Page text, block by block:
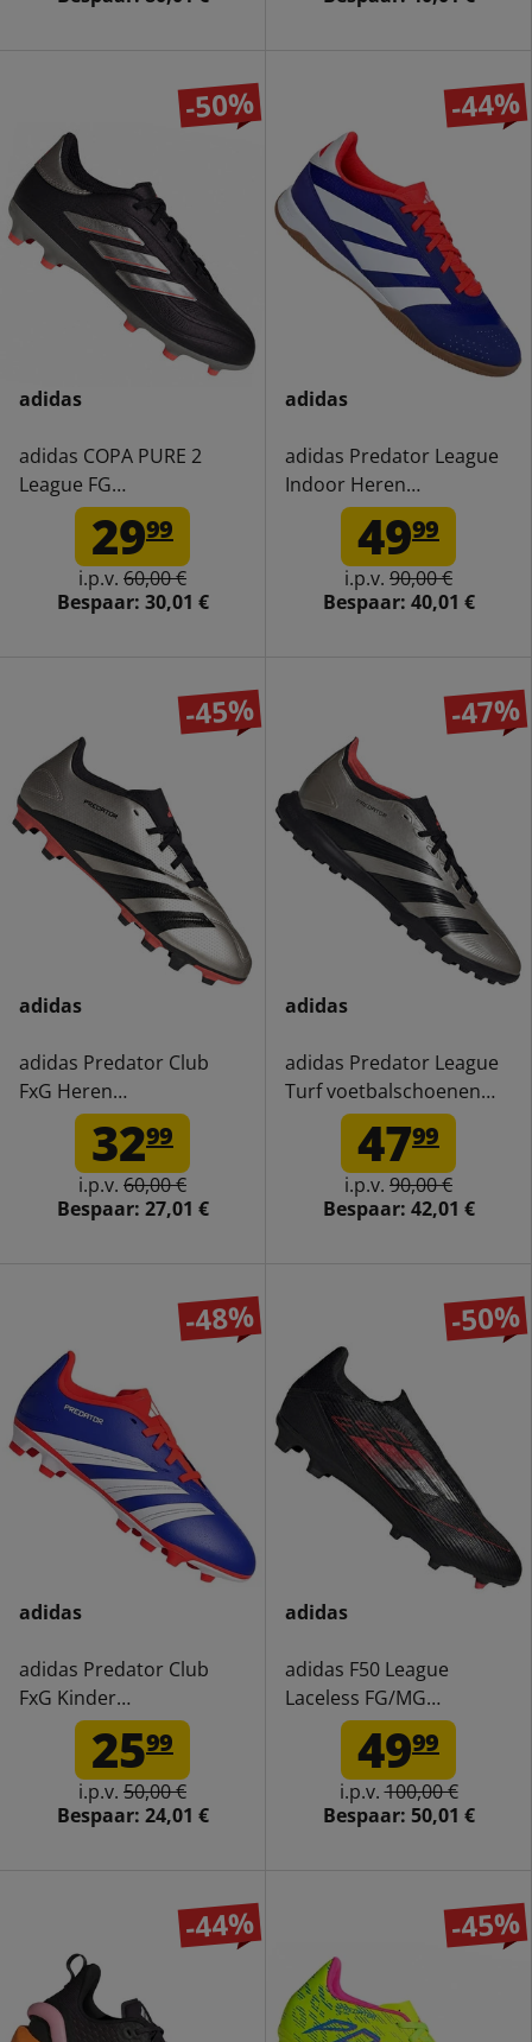
-50%
adidas
adidas COPA PURE 2
League FG
Voetbalschoenen voor
kinderen IG8730
2999
i.p.v. 60,00 €
Bespaar: 30,01 €
-44%
adidas
adidas Predator League
Indoor Heren
Zaalschoenen IF6393
4999
i.p.v. 90,00 €
Bespaar: 40,01 €
-45%
adidas
adidas Predator Club
FxG Heren
Voetbalschoenen IF6341
3299
i.p.v. 60,00 €
Bespaar: 27,01 €
-47%
adidas
adidas Predator League
Turf voetbalschoenen
met meerdere noppen
voor heren IF6376
4799
i.p.v. 90,00 €
Bespaar: 42,01 €
-48%
adidas
adidas Predator Club
FxG Kinder
Voetbalschoenen IF6424
2599
i.p.v. 50,00 €
Bespaar: 24,01 €
-50%
adidas
adidas F50 League
Laceless FG/MG
Voetbalschoenen IE1242
4999
i.p.v.100,00 €
Bespaar: 50,01 €
-44% -45%